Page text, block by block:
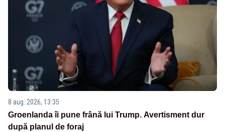
8 aug. 2026, 13:35
Groenlanda îi pune frână lui Trump. Avertisment dur
după planul de foraj